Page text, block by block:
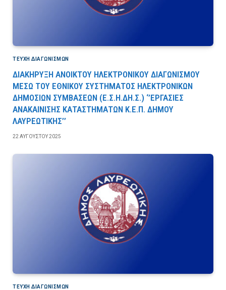
ΤΕΎΧΗ ΔΙΑΓΩΝΙΣΜΏΝ
ΔΙΑΚΗΡΥΞΗ ΑΝΟΙΚΤΟΥ ΗΛΕΚΤΡΟΝΙΚΟΥ ΔΙΑΓΩΝΙΣΜΟΥ
ΜΕΣΩ ΤΟΥ ΕΘΝΙΚΟΥ ΣΥΣΤΗΜΑΤΟΣ ΗΛΕΚΤΡΟΝΙΚΩΝ
ΔΗΜΟΣΙΩΝ ΣΥΜΒΑΣΕΩΝ (Ε.Σ.Η.ΔΗ.Σ.) ‘’ΕΡΓΑΣΙΕΣ
ΑΝΑΚΑΙΝΙΣΗΣ ΚΑΤΑΣΤΗΜΑΤΩΝ Κ.Ε.Π. ΔΗΜΟΥ
ΛΑΥΡΕΩΤΙΚΗΣ’’
22 ΑΥΓΟΎΣΤΟΥ 2025
ΤΕΎΧΗ ΔΙΑΓΩΝΙΣΜΏΝ